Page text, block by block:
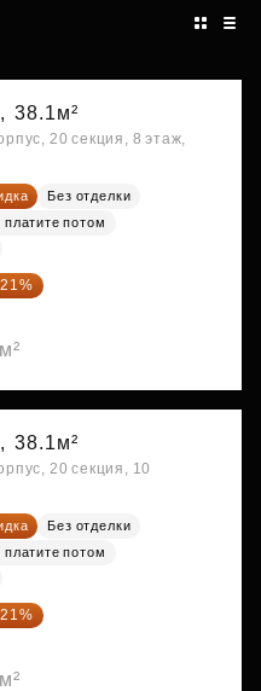
38.1м²
20 секция, 8 этаж,
Без отделки
потом
38.1м²
20 секция, 10
Без отделки
потом